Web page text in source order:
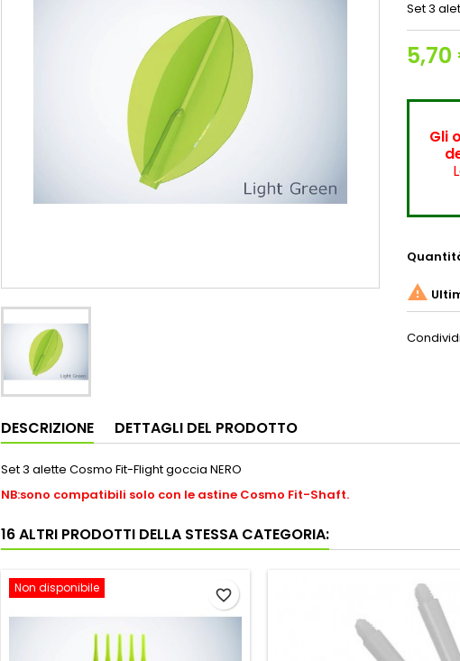
Set 3
5,70
Gli

Condividi
DESCRIZIONE DETTAGLI DEL PRODOTTO
Set 3 alette Cosmo Fit-Flight goccia NERO
NB:sono compatibili solo con le astine Cosmo Fit-Shaft.
16 ALTRI PRODOTTI DELLA STESSA CATEGORIA:
Non disponibile favorite_border